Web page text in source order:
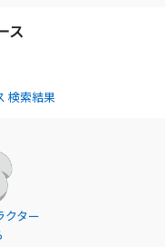
ス
検索結果
クター